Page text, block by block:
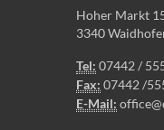
Hoher Markt
3340
Tel: 07442 /
Fax: 07442 /
E-Mail: